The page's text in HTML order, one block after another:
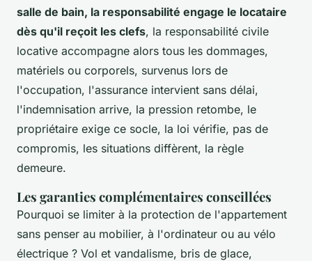
salle de bain, la responsabilité engage le locataire
dès qu'il reçoit les clefs, la responsabilité civile
locative accompagne alors tous les dommages,
matériels ou corporels, survenus lors de
l'occupation, l'assurance intervient sans délai,
l'indemnisation arrive, la pression retombe, le
propriétaire exige ce socle, la loi vérifie, pas de
compromis, les situations diffèrent, la règle
demeure.
Les garanties complémentaires conseillées
Pourquoi se limiter à la protection de l'appartement
sans penser au mobilier, à l'ordinateur ou au vélo
électrique ? Vol et vandalisme, bris de glace,